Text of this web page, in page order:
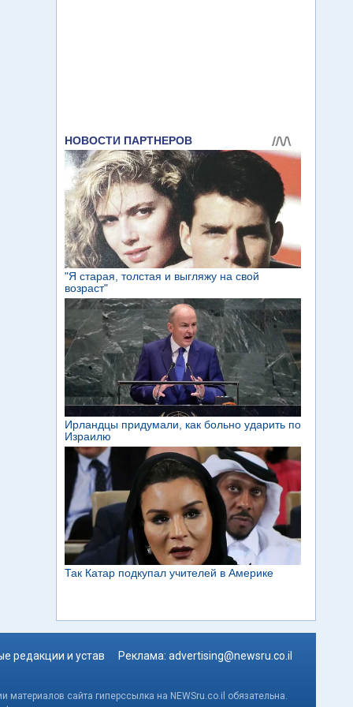
редакции и устав Реклама: advertising@newsru.co.il
сайта гиперссылка на NEWSru.co.il обязательна.